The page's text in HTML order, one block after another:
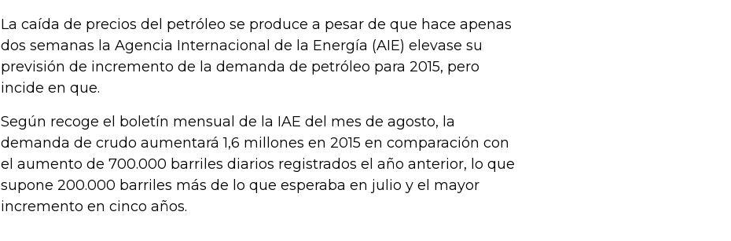
La caída de precios del petróleo se produce a pesar de que hace apenas
dos semanas la Agencia Internacional de la Energía (AIE) elevase su
previsión de incremento de la demanda de petróleo para 2015, pero
incide en que.
Según recoge el boletín mensual de la IAE del mes de agosto, la
demanda de crudo aumentará 1,6 millones en 2015 en comparación con
el aumento de 700.000 barriles diarios registrados el año anterior, lo que
supone 200.000 barriles más de lo que esperaba en julio y el mayor
incremento en cinco años.